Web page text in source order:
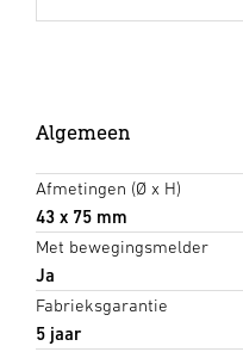
Algemeen
Afmetingen (Ø x H)
43 x 75 mm
Met bewegingsmelder
Ja
Fabrieksgarantie
5 jaar